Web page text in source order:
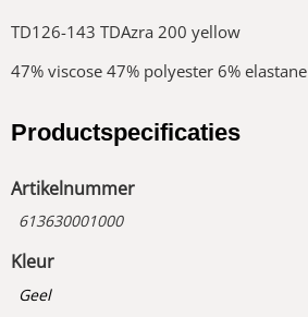
TD126-143 TDAzra 200 yellow
47% viscose 47% polyester 6% elastane
Productspecificaties
Artikelnummer
613630001000
Kleur
Geel